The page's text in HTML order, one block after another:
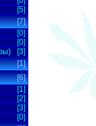
[5]
[7]
[0]
[0]
[3]
[1]
[6]
[1]
[2]
[3]
[0]